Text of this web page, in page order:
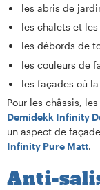
les abris de
les chalets et
les débords de
les couleurs de
les façades où
Pour les châssis,
Demidekk Infinity
un aspect de
Infinity Pure Matt.
Anti-